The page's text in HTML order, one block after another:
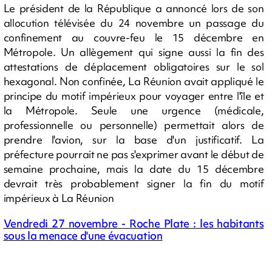
Le président de la République a annoncé lors de son
allocution télévisée du 24 novembre un passage du
confinement au couvre-feu le 15 décembre en
Métropole. Un allègement qui signe aussi la fin des
attestations de déplacement obligatoires sur le sol
hexagonal. Non confinée, La Réunion avait appliqué le
principe du motif impérieux pour voyager entre l'île et
la Métropole. Seule une urgence (médicale,
professionnelle ou personnelle) permettait alors de
prendre l'avion, sur la base d'un justificatif. La
préfecture pourrait ne pas s'exprimer avant le début de
semaine prochaine, mais la date du 15 décembre
devrait très probablement signer la fin du motif
impérieux à La Réunion
Vendredi 27 novembre - Roche Plate : les habitants
sous la menace d'une évacuation